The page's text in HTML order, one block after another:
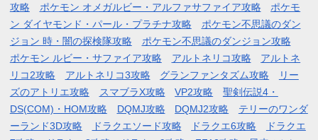
攻略
ポケモン オメガルビー・アルファサファイア攻略
ポケモ
ン ダイヤモンド・パール・プラチナ攻略
ポケモン不思議のダン
ジョン 時・闇の探検隊攻略
ポケモン不思議のダンジョン攻略
ポケモン ルビー・サファイア攻略
アルトネリコ攻略
アルトネ
リコ2攻略
アルトネリコ3攻略 グランファンタズム攻略
リー
ズのアトリエ攻略
スマブラX攻略 VP2攻略
聖剣伝説4・
DS(COM)・HOM攻略
DQMJ攻略 DQMJ2攻略
テリーのワンダ
ーランド3D攻略
ドラクエソード攻略 ドラクエ6攻略
ドラクエ